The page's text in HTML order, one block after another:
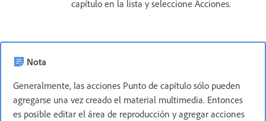
capítulo en la lista y seleccione Acciones.
Nota
Generalmente, las acciones Punto de capítulo sólo pueden
agregarse una vez creado el material multimedia. Entonces
es posible editar el área de reproducción y agregar acciones